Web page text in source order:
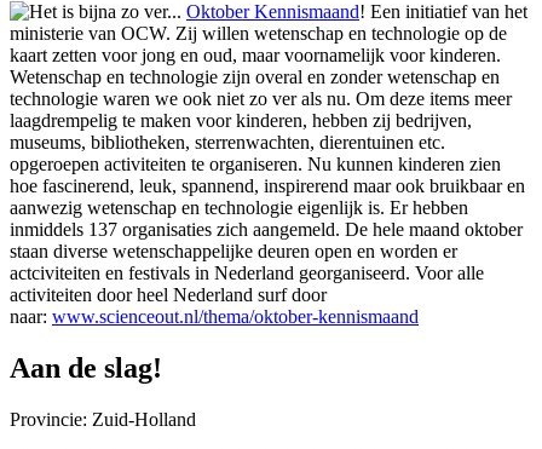
Het is bijna zo ver... Oktober Kennismaand! Een initiatief van het
ministerie van OCW. Zij willen wetenschap en technologie op de
kaart zetten voor jong en oud, maar voornamelijk voor kinderen.
Wetenschap en technologie zijn overal en zonder wetenschap en
technologie waren we ook niet zo ver als nu. Om deze items meer
laagdrempelig te maken voor kinderen, hebben zij bedrijven,
museums, bibliotheken, sterrenwachten, dierentuinen etc.
opgeroepen activiteiten te organiseren. Nu kunnen kinderen zien
hoe fascinerend, leuk, spannend, inspirerend maar ook bruikbaar en
aanwezig wetenschap en technologie eigenlijk is. Er hebben
inmiddels 137 organisaties zich aangemeld. De hele maand oktober
staan diverse wetenschappelijke deuren open en worden er
actciviteiten en festivals in Nederland georganiseerd. Voor alle
activiteiten door heel Nederland surf door
naar: www.scienceout.nl/thema/oktober-kennismaand
Aan de slag!
Provincie: Zuid-Holland